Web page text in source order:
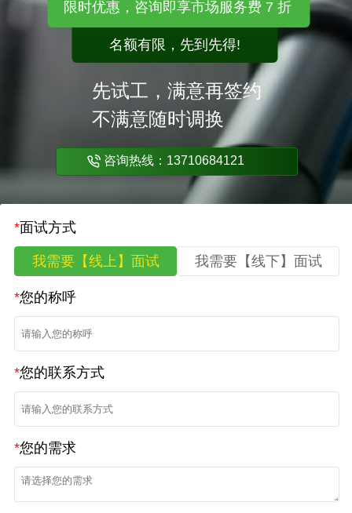
限时优惠，咨询即享市场服务费 7 折
名额有限，先到先得!
先试工，满意再签约
不满意随时调换
咨询热线：13710684121
*面试方式
我需要【线上】面试 我需要【线下】面试
*您的称呼
*您的联系方式
*您的需求